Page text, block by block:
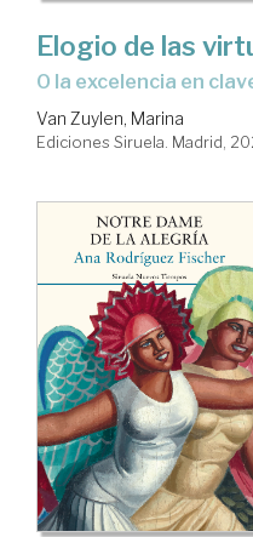
Elogio de las
o la excelencia en
Van Zuylen, Marina
Ediciones Siruela. Madrid,